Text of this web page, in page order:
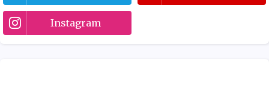
Instagram